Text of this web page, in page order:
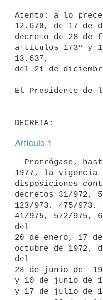
Atento: a lo
12.670, de 17 de
decreto de 28 de
artículos 173º y
13.637,
del 21 de
El Presidente de
Artículo 1
1977, la vigencia
disposiciones
decretos 31/972,
123/973, 475/973,
41/975, 572/975,
del
20 de enero, 17
octubre de 1972,
del
28 de junio de
y 10 de junio de
y 17 de julio de